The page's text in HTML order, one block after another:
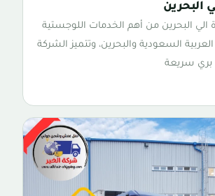
البحرين
البحرين من أهم الخدمات اللوجستية
السعودية والبحرين، وتتميز الشركة
بري سريعة